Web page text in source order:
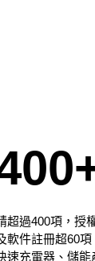
超過400項，授
軟件註冊超60
速充電器、儲能